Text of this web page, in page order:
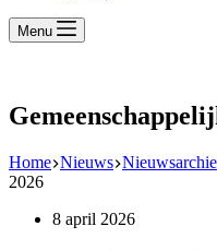
Menu
Home Nieuws
2026
8 april 2026